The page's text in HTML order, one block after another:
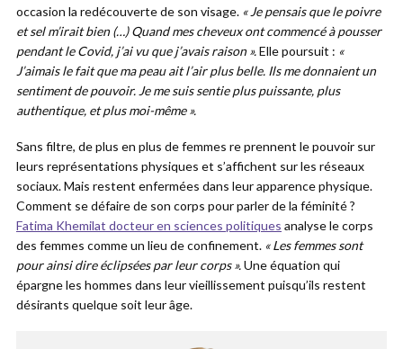
occasion la redécouverte de son visage. « Je pensais que le poivre
et sel m’irait bien (…) Quand mes cheveux ont commencé à pousser
pendant le Covid, j’ai vu que j’avais raison ».Elle poursuit : «
J’aimais le fait que ma peau ait l’air plus belle. Ils me donnaient un
sentiment de pouvoir. Je me suis sentie plus puissante, plus
authentique, et plus moi-même ».
Sans filtre, de plus en plus de femmes re prennent le pouvoir sur
leurs représentations physiques et s’affichent sur les réseaux
sociaux. Mais restent enfermées dans leur apparence physique.
Comment se défaire de son corps pour parler de la féminité ?
Fatima Khemilat docteur en sciences politiques analyse le corps
des femmes comme un lieu de confinement. « Les femmes sont
pour ainsi dire éclipsées par leur corps ».Une équation qui
épargne les hommes dans leur vieillissement puisqu’ils restent
désirants quelque soit leur âge.